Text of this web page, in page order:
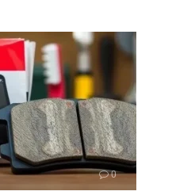
0